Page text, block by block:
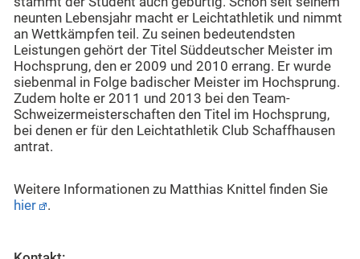
neunten Lebensjahr macht er Leichtathletik und nimmt
an Wettkämpfen teil. Zu seinen bedeutendsten
Leistungen gehört der Titel Süddeutscher Meister im
Hochsprung, den er 2009 und 2010 errang. Er wurde
siebenmal in Folge badischer Meister im Hochsprung.
Zudem holte er 2011 und 2013 bei den Team-
Schweizermeisterschaften den Titel im Hochsprung,
bei denen er für den Leichtathletik Club Schaffhausen
antrat.
Weitere Informationen zu Matthias Knittel finden Sie
hier
.